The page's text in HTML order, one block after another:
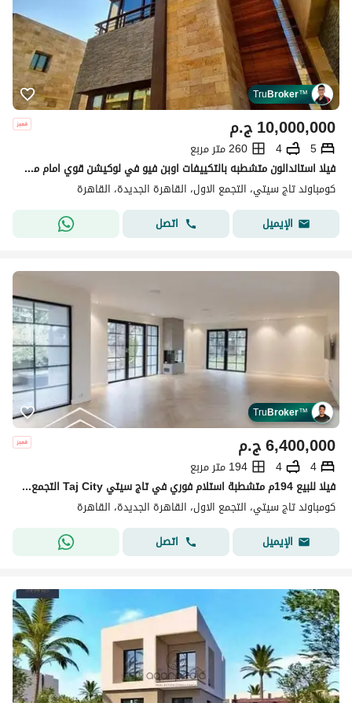
TruBroker™
ج.م10,000,000
5
4
260 متر مربع
فيلا استاندالون متشطبه بالتكييفات اوبن فيو في لوكيشن قوي امام مطار القاهره الدولي و دقائق من مصر الجديده و طريق السويس داخل كمبوند تاج سيتي Taj Villa
كومباوند تاج سيتي، التجمع الاول، القاهرة الجديدة، القاهرة
الإيميل
اتصل
TruBroker™
ج.م6,400,000
4
4
194 متر مربع
فيلا للبيع 194م متشطبة استلام فوري في تاج سيتي Taj City التجمع الاول على طريق السويس مباشرة و شارع التسعين و دقايق من مصر الجديدة و مدينة نصر
كومباوند تاج سيتي، التجمع الاول، القاهرة الجديدة، القاهرة
الإيميل
اتصل